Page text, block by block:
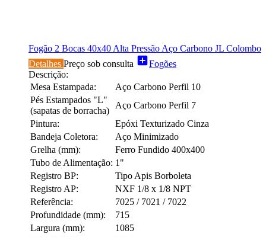
Fogão 2 Bocas 40x40 Alta Pressão Aço Carbono JL Colombo
Detalhes Preço sob consulta add_boxFogões
Descrição:
Mesa Estampada:
Aço Carbono Perfil 10
Pés Estampados "L"
(sapatas de borracha)
Aço Carbono Perfil 7
Pintura:
Epóxi Texturizado Cinza
Bandeja Coletora:
Aço Minimizado
Grelha (mm):
Ferro Fundido 400x400
Tubo de Alimentação: 1"
Registro BP:
Tipo Apis Borboleta
Registro AP:
NXF 1/8 x 1/8 NPT
Referência:
7025 / 7021 / 7022
Profundidade (mm):
715
Largura (mm):
1085